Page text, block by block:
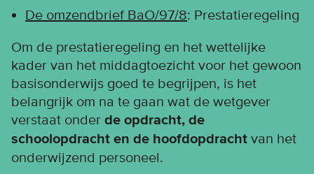
De omzendbrief BaO/97/8: Prestatieregeling
Om de prestatieregeling en het wettelijke
kader van het middagtoezicht voor het gewoon
basisonderwijs goed te begrijpen, is het
belangrijk om na te gaan wat de wetgever
verstaat onder de opdracht, de
schoolopdracht en de hoofdopdracht van het
onderwijzend personeel.